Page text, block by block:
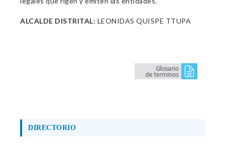
ALCALDE DISTRITAL: LEONIDAS QUISPE TTUPA
DIRECTORIO